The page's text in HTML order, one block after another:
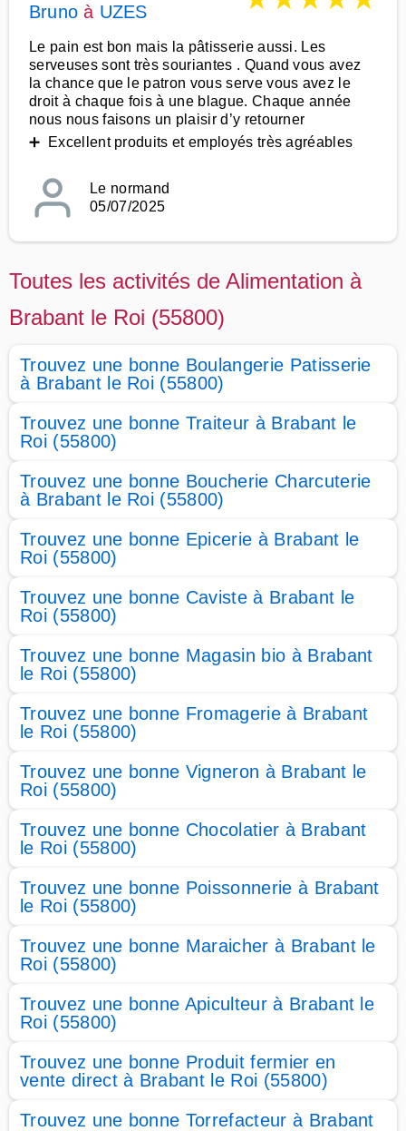
Bruno à UZES
Le pain est bon mais la pâtisserie aussi. Les
serveuses sont très souriantes . Quand vous avez
la chance que le patron vous serve vous avez le
droit à chaque fois à une blague. Chaque année
nous nous faisons un plaisir d’y retourner
➕ Excellent produits et employés très agréables
Le normand
05/07/2025
Toutes les activités de Alimentation à
Brabant le Roi (55800)
Trouvez une bonne Boulangerie Patisserie
à Brabant le Roi (55800)
Trouvez une bonne Traiteur à Brabant le
Roi (55800)
Trouvez une bonne Boucherie Charcuterie
à Brabant le Roi (55800)
Trouvez une bonne Epicerie à Brabant le
Roi (55800)
Trouvez une bonne Caviste à Brabant le
Roi (55800)
Trouvez une bonne Magasin bio à Brabant
le Roi (55800)
Trouvez une bonne Fromagerie à Brabant
le Roi (55800)
Trouvez une bonne Vigneron à Brabant le
Roi (55800)
Trouvez une bonne Chocolatier à Brabant
le Roi (55800)
Trouvez une bonne Poissonnerie à Brabant
le Roi (55800)
Trouvez une bonne Maraicher à Brabant le
Roi (55800)
Trouvez une bonne Apiculteur à Brabant le
Roi (55800)
Trouvez une bonne Produit fermier en
vente direct à Brabant le Roi (55800)
Trouvez une bonne Torrefacteur à Brabant